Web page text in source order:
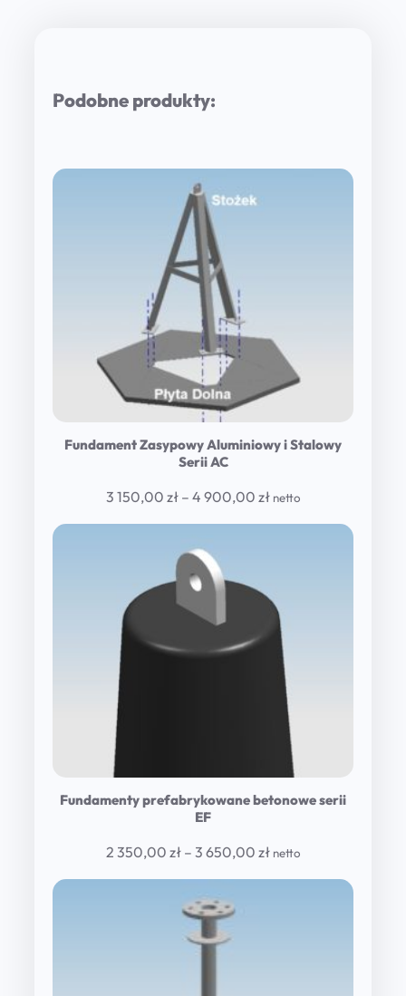
Podobne produkty:
Fundament Zasypowy Aluminiowy i Stalowy
Serii AC
3 150,00 zł – 4 900,00 złPrice
range:
through
900,00 zł
netto
Fundamenty prefabrykowane betonowe serii
EF
2 350,00 zł – 3 650,00 złPrice
range:
netto